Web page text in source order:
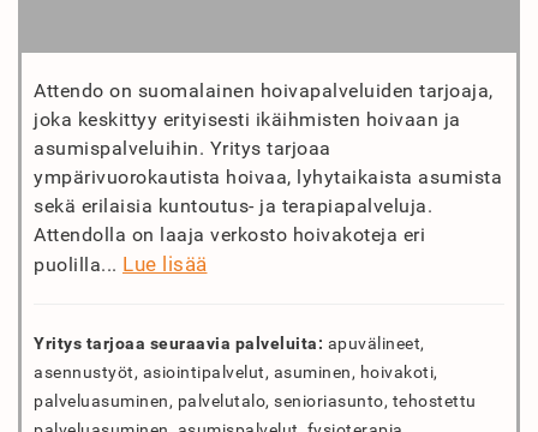
Attendo on suomalainen hoivapalveluiden tarjoaja,
joka keskittyy erityisesti ikäihmisten hoivaan ja
asumispalveluihin. Yritys tarjoaa
ympärivuorokautista hoivaa, lyhytaikaista asumista
sekä erilaisia kuntoutus- ja terapiapalveluja.
Attendolla on laaja verkosto hoivakoteja eri
puolilla... Lue lisää
Yritys tarjoaa seuraavia palveluita: apuvälineet,
asennustyöt, asiointipalvelut, asuminen, hoivakoti,
palveluasuminen, palvelutalo, senioriasunto, tehostettu